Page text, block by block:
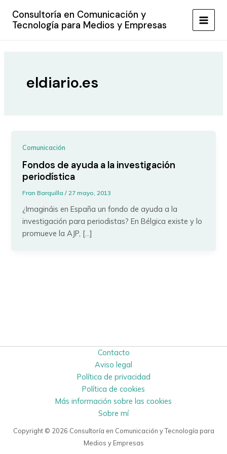
contenido
Consultoría en Comunicación y
Tecnología para Medios y Empresas
MAIN
eldiario.es
Comunicación
Fondos de ayuda a la investigación
periodística
Fran Barquilla/27 mayo, 2013
¿Imagináis en España un fondo de ayuda a la
investigación para periodistas? En Bélgica existe y lo
promueve la AJP, […]
Contacto
Aviso legal
Política de privacidad
Política de cookies
Más información sobre las cookies
Sobre mí
Copyright © 2026 Consultoría en Comunicación y Tecnología para
Medios y Empresas